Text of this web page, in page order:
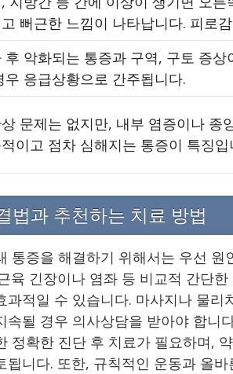
뻐근한 느낌이 나타납니다. 피로
후 악화되는 통증과 구역, 구토 증
우 응급상황으로 간주됩니다.
문제는 없지만, 내부 염증이나 종
이고 점차 심해지는 통증이 특징입
법과 추천하는 치료 방법
통증을 해결하기 위해서는 우선 원
육 긴장이나 염좌 등 비교적 간단
과적일 수 있습니다. 마사지나 물리
속될 경우 의사상담을 받아야 합니
정확한 진단 후 치료가 필요하며,
됩니다. 또한, 규칙적인 운동과 올